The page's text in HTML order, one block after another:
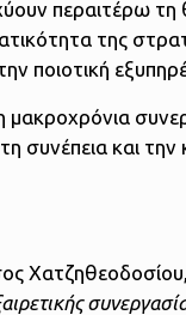
περαιτέρω
της
ποιοτική
τη συνέπεια και